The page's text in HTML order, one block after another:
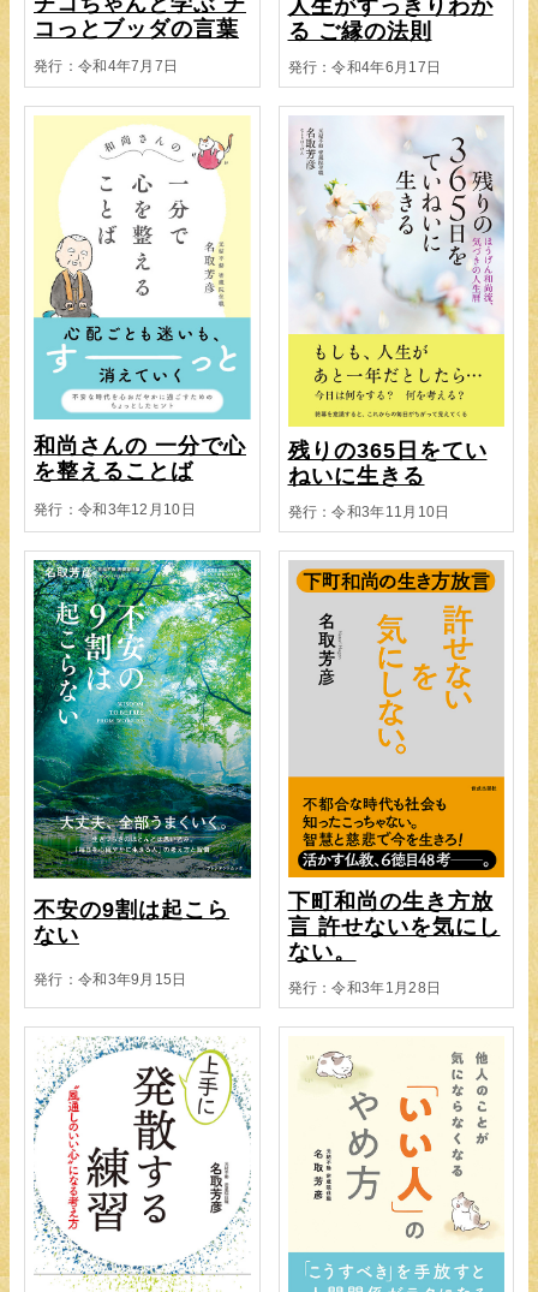
コっとブッダの言葉
発行：令和4年7月7日
人生がすっきりわか
る ご縁の法則
発行：令和4年6月17日
和尚さんの 一分で心
を整えることば
発行：令和3年12月10日
残りの365日をてい
ねいに生きる
発行：令和3年11月10日
不安の9割は起こら
ない
発行：令和3年9月15日
下町和尚の生き方放
言 許せないを気にし
ない。
発行：令和3年1月28日